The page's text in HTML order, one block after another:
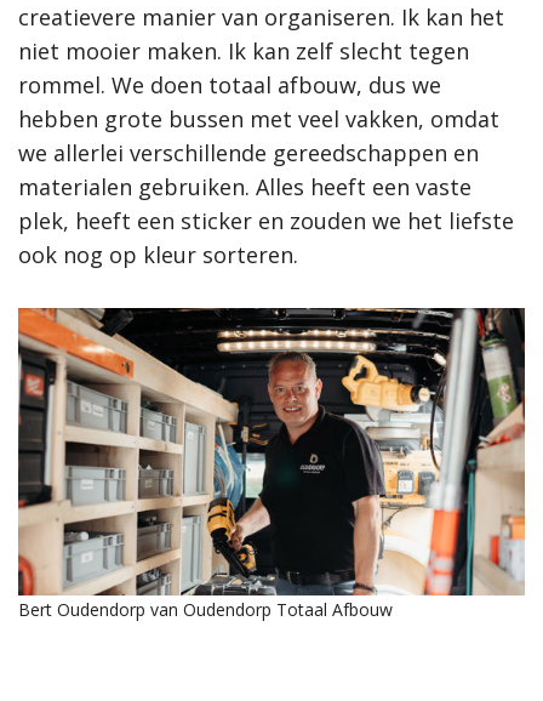
creatievere manier van organiseren. Ik kan het
niet mooier maken. Ik kan zelf slecht tegen
rommel. We doen totaal afbouw, dus we
hebben grote bussen met veel vakken, omdat
we allerlei verschillende gereedschappen en
materialen gebruiken. Alles heeft een vaste
plek, heeft een sticker en zouden we het liefste
ook nog op kleur sorteren.
Bert Oudendorp van Oudendorp Totaal Afbouw